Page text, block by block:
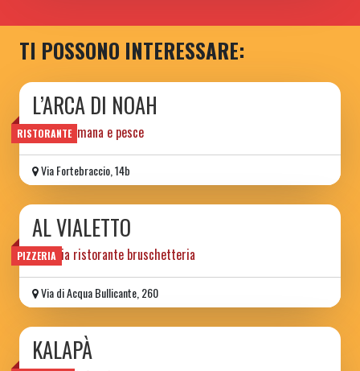
TI POSSONO INTERESSARE:
RISTORANTE
L’ARCA DI NOAH
cucina romana e pesce
Via Fortebraccio, 14b
PIZZERIA
AL VIALETTO
pizzeria ristorante bruschetteria
Via di Acqua Bullicante, 260
KALAPÀ